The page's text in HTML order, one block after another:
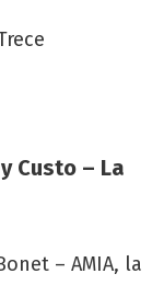
Custo – La
– AMIA, la